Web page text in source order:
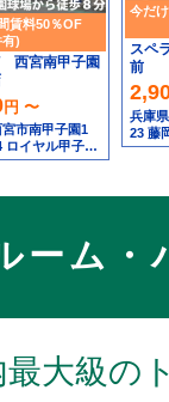
賃料50％OF
)
西宮南甲子園
円 〜
市南甲子園1
ロイヤル甲子園
今だけ
スペ
前
兵庫
23 藤
ーム
大級の